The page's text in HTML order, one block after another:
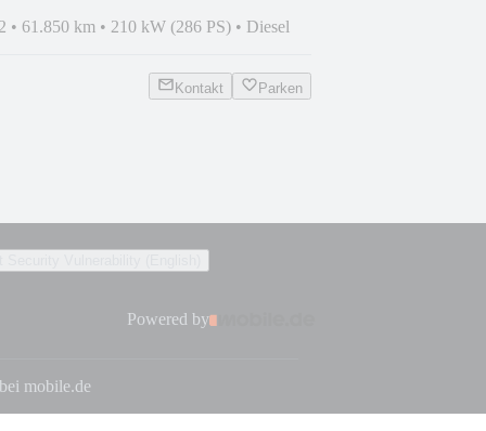
• 61.850 km • 210 kW (286 PS) • Diesel
Kontakt Parken
Powered by
mobile.de